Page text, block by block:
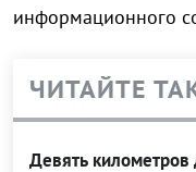
информационного
ЧИТАЙТЕ
Девять километров